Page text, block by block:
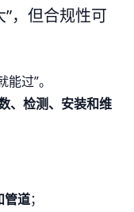
，但合规性可
过”。
、检测、安装和维
管道；